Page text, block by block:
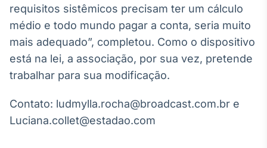
Em breve
Em breve
requisitos sistêmicos precisam ter um cálculo
médio e todo mundo pagar a conta, seria muito
mais adequado”, completou. Como o dispositivo
está na lei, a associação, por sua vez, pretende
trabalhar para sua modificação.
Contato: ludmylla.rocha@broadcast.com.br e
Luciana.collet@estadao.com